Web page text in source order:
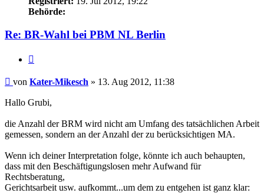
Behörde:
Re: BR-Wahl bei PBM NL Berlin
Beitrag
von Kater-Mikesch » 13. Aug 2012, 11:38
Hallo Grubi,
die Anzahl der BRM wird nicht am Umfang des tatsächlichen Arbeit
gemessen, sondern an der Anzahl der zu berücksichtigen MA.
Wenn ich deiner Interpretation folge, könnte ich auch behaupten,
dass mit den Beschäftigungslosen mehr Aufwand für
Rechtsberatung,
Gerichtsarbeit usw. aufkommt...um dem zu entgehen ist ganz klar: